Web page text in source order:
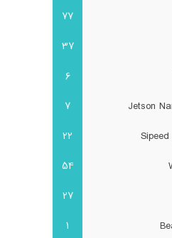
77
37
6
7
22
54
27
1